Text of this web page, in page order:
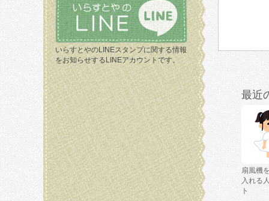
いらすとやのLINEスタンプに関する情報
をお知らせするLINEアカウントです。
最近
扇風機
入れる
ト